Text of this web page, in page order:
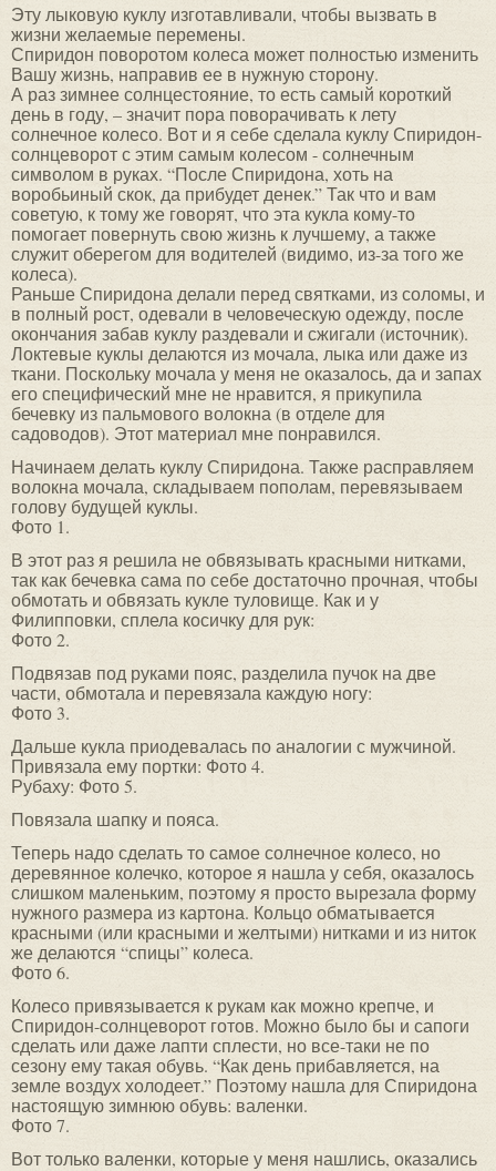
Эту лыковую куклу изготавливали, чтобы вызвать в
жизни желаемые перемены.
Спиридон поворотом колеса может полностью изменить
Вашу жизнь, направив ее в нужную сторону.
А раз зимнее солнцестояние, то есть самый короткий
день в году, – значит пора поворачивать к лету
солнечное колесо. Вот и я себе сделала куклу Спиридон-
солнцеворот с этим самым колесом - солнечным
символом в руках. “После Спиридона, хоть на
воробьиный скок, да прибудет денек.” Так что и вам
советую, к тому же говорят, что эта кукла кому-то
помогает повернуть свою жизнь к лучшему, а также
служит оберегом для водителей (видимо, из-за того же
колеса).
Раньше Спиридона делали перед святками, из соломы, и
в полный рост, одевали в человеческую одежду, после
окончания забав куклу раздевали и сжигали (источник).
Локтевые куклы делаются из мочала, лыка или даже из
ткани. Поскольку мочала у меня не оказалось, да и запах
его специфический мне не нравится, я прикупила
бечевку из пальмового волокна (в отделе для
садоводов). Этот материал мне понравился.
Начинаем делать куклу Спиридона. Также расправляем
волокна мочала, складываем пополам, перевязываем
голову будущей куклы.
Фото 1.
В этот раз я решила не обвязывать красными нитками,
так как бечевка сама по себе достаточно прочная, чтобы
обмотать и обвязать кукле туловище. Как и у
Филипповки, сплела косичку для рук:
Фото 2.
Подвязав под руками пояс, разделила пучок на две
части, обмотала и перевязала каждую ногу:
Фото 3.
Дальше кукла приодевалась по аналогии с мужчиной.
Привязала ему портки: Фото 4.
Рубаху: Фото 5.
Повязала шапку и пояса.
Теперь надо сделать то самое солнечное колесо, но
деревянное колечко, которое я нашла у себя, оказалось
слишком маленьким, поэтому я просто вырезала форму
нужного размера из картона. Кольцо обматывается
красными (или красными и желтыми) нитками и из ниток
же делаются “спицы” колеса.
Фото 6.
Колесо привязывается к рукам как можно крепче, и
Спиридон-солнцеворот готов. Можно было бы и сапоги
сделать или даже лапти сплести, но все-таки не по
сезону ему такая обувь. “Как день прибавляется, на
земле воздух холодеет.” Поэтому нашла для Спиридона
настоящую зимнюю обувь: валенки.
Фото 7.
Вот только валенки, которые у меня нашлись, оказались